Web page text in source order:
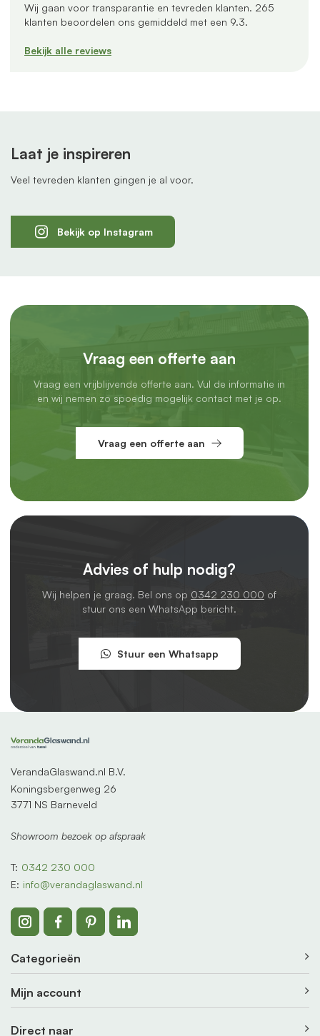
Wij gaan voor transparantie en tevreden klanten. 265
klanten beoordelen ons gemiddeld met een 9.3.
Bekijk alle reviews
Laat je inspireren
Veel tevreden klanten gingen je al voor.
Bekijk op Instagram
Vraag een offerte aan
Vraag een vrijblijvende offerte aan. Vul de informatie in
en wij nemen zo spoedig mogelijk contact met je op.
Vraag een offerte aan
Advies of hulp nodig?
Wij helpen je graag. Bel ons op 0342 230 000 of
stuur ons een WhatsApp bericht.
Stuur een Whatsapp
VerandaGlaswand.nl B.V.
Koningsbergenweg 26
3771 NS Barneveld
Showroom bezoek op afspraak
T: 0342 230 000
E: info@verandaglaswand.nl
Categorieën
Mijn account
Direct naar